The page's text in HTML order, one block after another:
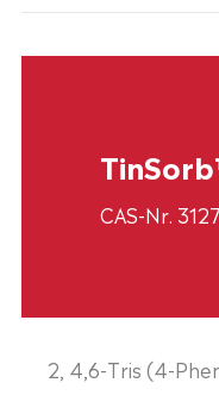
CAS-Nr.
2, 4,6-Tris (4-